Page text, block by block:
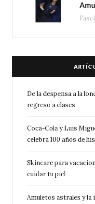
De la despensa a la
regreso a clases
Coca-Cola y Luis
celebra 100 años de
Skincare para
cuidar tu piel
Amuletos astrales y la